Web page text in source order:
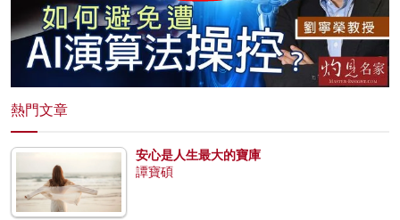
熱門文章
安心是人生最大的寶庫
譚寶碩